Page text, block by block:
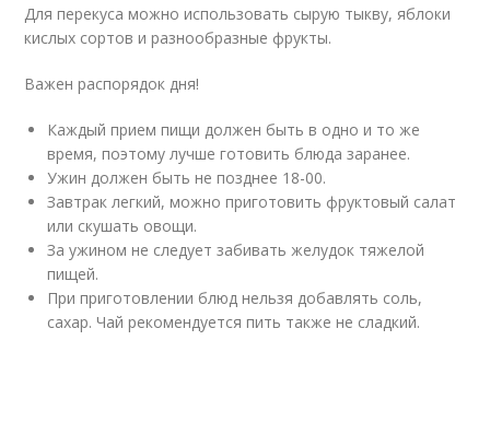
Для перекуса можно использовать сырую тыкву, яблоки
кислых сортов и разнообразные фрукты.
Важен распорядок дня!
Каждый прием пищи должен быть в одно и то же
время, поэтому лучше готовить блюда заранее.
Ужин должен быть не позднее 18-00.
Завтрак легкий, можно приготовить фруктовый салат
или скушать овощи.
За ужином не следует забивать желудок тяжелой
пищей.
При приготовлении блюд нельзя добавлять соль,
сахар. Чай рекомендуется пить также не сладкий.